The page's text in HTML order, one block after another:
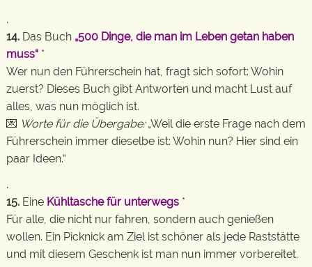
.
14. Das Buch „500 Dinge, die man im Leben getan haben
muss“ *
Wer nun den Führerschein hat, fragt sich sofort: Wohin
zuerst? Dieses Buch gibt Antworten und macht Lust auf
alles, was nun möglich ist.
💌 Worte für die Übergabe:„Weil die erste Frage nach dem
Führerschein immer dieselbe ist: Wohin nun? Hier sind ein
paar Ideen.“
.
15. Eine Kühltasche für unterwegs *
Für alle, die nicht nur fahren, sondern auch genießen
wollen. Ein Picknick am Ziel ist schöner als jede Raststätte
und mit diesem Geschenk ist man nun immer vorbereitet.